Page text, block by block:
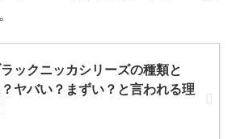
ックニッカシリーズの種類と
ヤバい？まずい？と言われる理